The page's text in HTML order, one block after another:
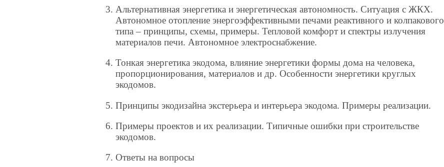
Альтернативная энергетика и энергетическая автономность. Ситуация с ЖКХ.
Автономное отопление энергоэффективными печами реактивного и колпакового
типа – принципы, схемы, примеры. Тепловой комфорт и спектры излучения
материалов печи. Автономное электроснабжение.
Тонкая энергетика экодома, влияние энергетики формы дома на человека,
пропорционирования, материалов и др. Особенности энергетики круглых
экодомов.
Принципы экодизайна экстерьера и интерьера экодома. Примеры реализации.
Примеры проектов и их реализации. Типичные ошибки при строительстве
экодомов.
Ответы на вопросы